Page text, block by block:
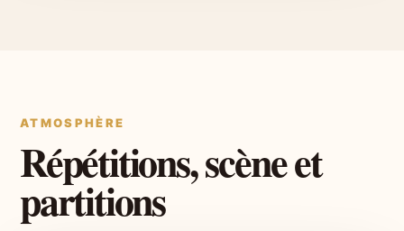
ATMOSPHÈRE
Répétitions, scène et
partitions